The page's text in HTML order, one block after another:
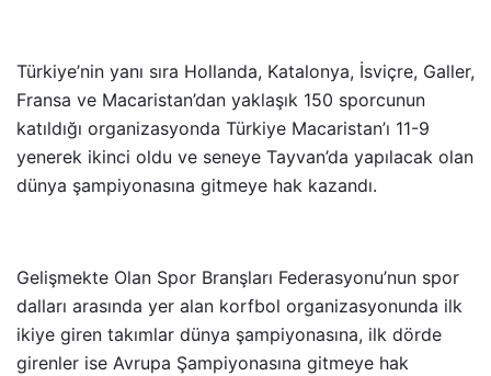
Türkiye’nin yanı sıra Hollanda, Katalonya, İsviçre, Galler,
Fransa ve Macaristan’dan yaklaşık 150 sporcunun
katıldığı organizasyonda Türkiye Macaristan’ı 11-9
yenerek ikinci oldu ve seneye Tayvan’da yapılacak olan
dünya şampiyonasına gitmeye hak kazandı.
Gelişmekte Olan Spor Branşları Federasyonu’nun spor
dalları arasında yer alan korfbol organizasyonunda ilk
ikiye giren takımlar dünya şampiyonasına, ilk dörde
girenler ise Avrupa Şampiyonasına gitmeye hak